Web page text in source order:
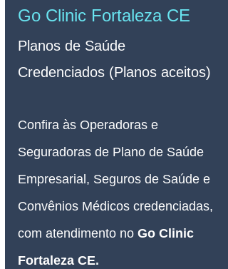
Go Clinic Fortaleza CE
Planos de Saúde
Credenciados (Planos aceitos)
Confira às Operadoras e
Seguradoras de Plano de Saúde
Empresarial, Seguros de Saúde e
Convênios Médicos credenciadas,
com atendimento no Go Clinic
Fortaleza CE.